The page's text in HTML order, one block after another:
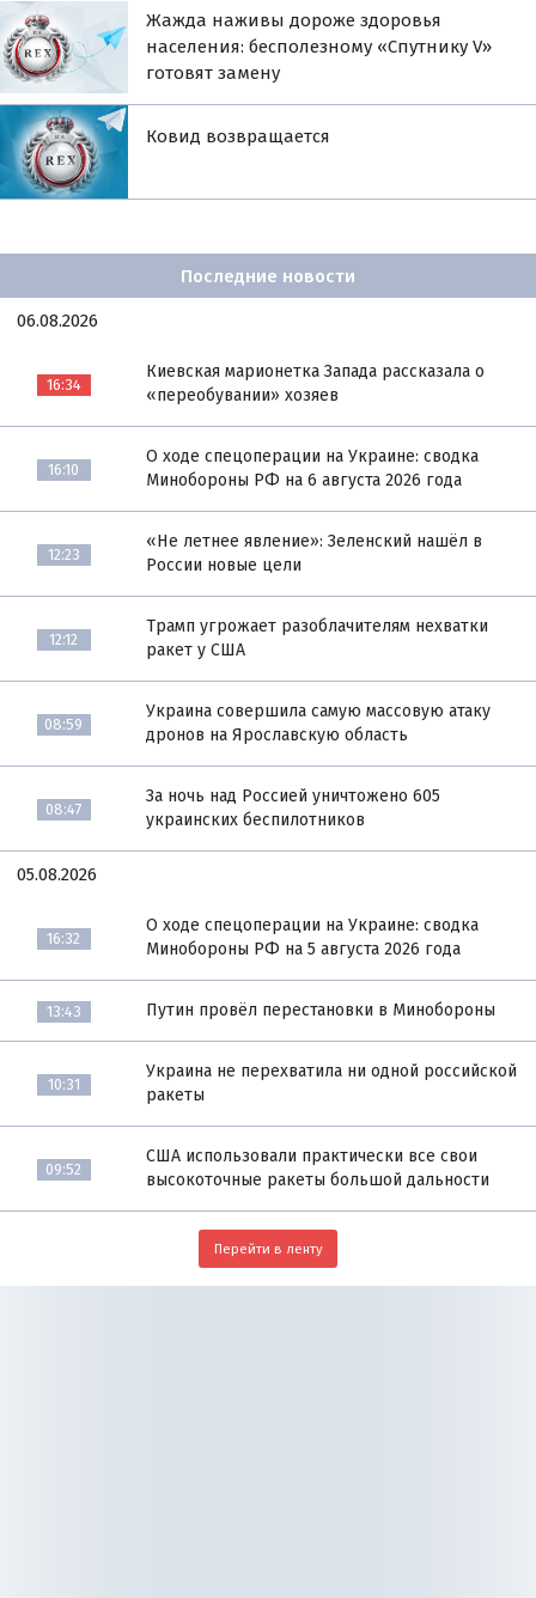
Жажда наживы дороже здоровья
населения: бесполезному «Спутнику V»
готовят замену
Ковид возвращается
Последние новости
06.08.2026
16:34
Киевская марионетка Запада рассказала о
«переобувании» хозяев
16:10
О ходе спецоперации на Украине: сводка
Минобороны РФ на 6 августа 2026 года
12:23
«Не летнее явление»: Зеленский нашёл в
России новые цели
12:12
Трамп угрожает разоблачителям нехватки
ракет у США
08:59
Украина совершила самую массовую атаку
дронов на Ярославскую область
08:47
За ночь над Россией уничтожено 605
украинских беспилотников
05.08.2026
16:32
О ходе спецоперации на Украине: сводка
Минобороны РФ на 5 августа 2026 года
13:43 Путин провёл перестановки в Минобороны
10:31
Украина не перехватила ни одной российской
ракеты
09:52
США использовали практически все свои
высокоточные ракеты большой дальности
Перейти в ленту